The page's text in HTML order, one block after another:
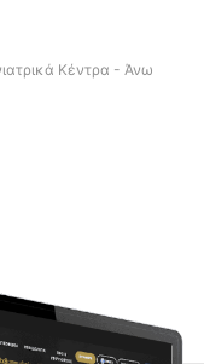
Κέντρα - Άνω